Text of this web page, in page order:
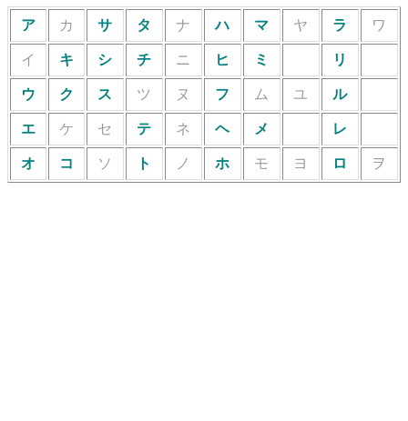
ア カ サ タ ナ ハ マ ヤ ラ ワ
イ キ シ チ ニ ヒ ミ リ
ウ ク ス ツ ヌ フ ム ユ ル
エ ケ セ テ ネ ヘ メ レ
オ コ ソ ト ノ ホ モ ヨ ロ ヲ